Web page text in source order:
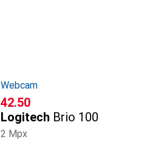
Webcam
CHF
42.50
Logitech Brio 100
2 Mpx